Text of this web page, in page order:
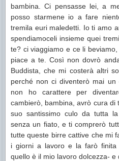
bambina. Ci pensasse lei, a
posso starmene io a fare
tremila euri maledetti. Io ti amo
spendiamoceli insieme quei
te? ci viaggiamo e ce li
piace a te. Così non dovrò
Buddista, che mi costerà altri
perché non ci diventerò mai un
non ho carattere per
cambierò, bambina, avrò cura di
suo santissimo culo da tutta
senza un fiato, e ti comprerò
tutte queste birre cattive che mi
i giorni a lavoro e la farò
quello è il mio lavoro dolcezza-